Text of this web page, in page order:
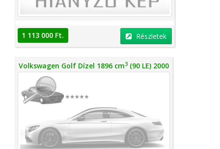
1 113 000 Ft. Részletek
Volkswagen Golf Dízel 1896 cm3 (90 LE) 2000